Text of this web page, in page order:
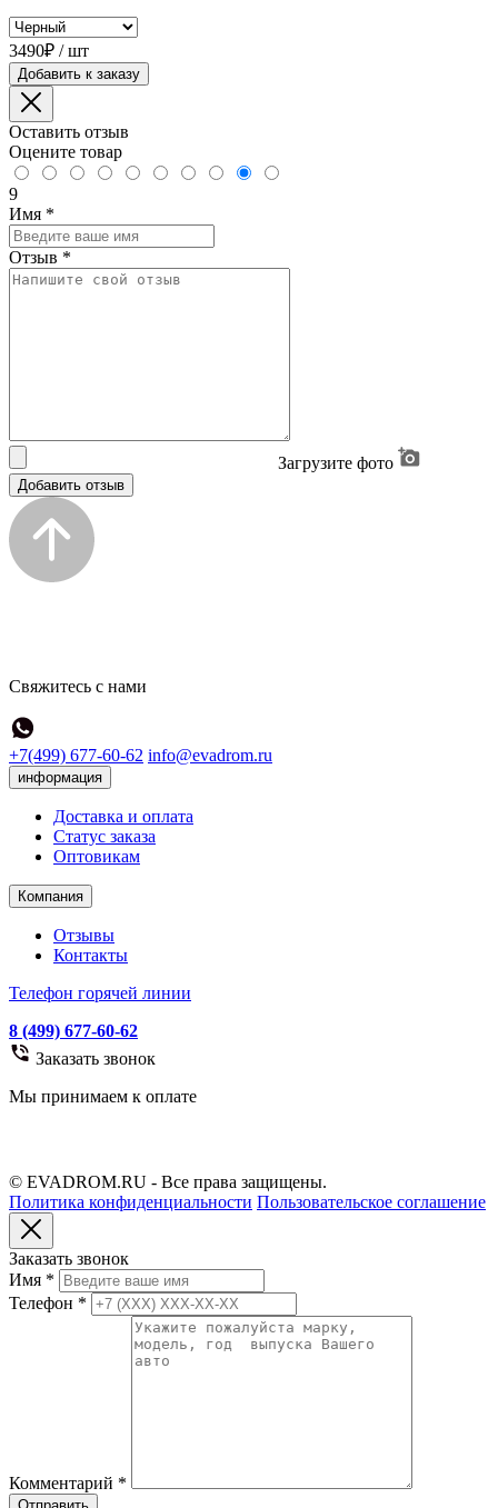
3490₽ / шт
Добавить к заказу
Оставить отзыв
Оцените товар
9
Имя *
Отзыв *
Загрузите фото
Добавить отзыв
Свяжитесь с нами
+7(499) 677-60-62 info@evadrom.ru
информация
Доставка и оплата
Статус заказа
Оптовикам
Компания
Отзывы
Контакты
Телефон горячей линии
8 (499) 677-60-62
Заказать звонок
Мы принимаем к оплате
© EVADROM.RU - Все права защищены.
Политика конфиденциальности Пользовательское соглашение
Заказать звонок
Имя *
Телефон *
Комментарий *